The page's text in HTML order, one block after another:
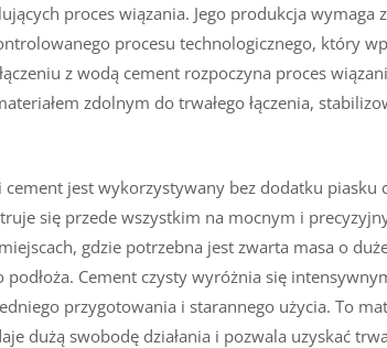
proces wiązania. Jego produkcja
procesu technologicznego, który
z wodą cement rozpoczyna proces
zdolnym do trwałego łączenia,
cement jest wykorzystywany bez dodatku piasku
się przede wszystkim na mocnym i
gdzie potrzebna jest zwarta masa o
podłoża. Cement czysty wyróżnia się
przygotowania i starannego użycia. To
dużą swobodę działania i pozwala uzyskać